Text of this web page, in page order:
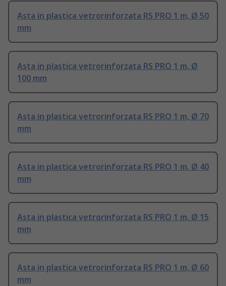
Asta in plastica vetrorinforzata RS PRO 1 m, Ø 50
mm
Asta in plastica vetrorinforzata RS PRO 1 m, Ø
100 mm
Asta in plastica vetrorinforzata RS PRO 1 m, Ø 70
mm
Asta in plastica vetrorinforzata RS PRO 1 m, Ø 40
mm
Asta in plastica vetrorinforzata RS PRO 1 m, Ø 15
mm
Asta in plastica vetrorinforzata RS PRO 1 m, Ø 60
mm